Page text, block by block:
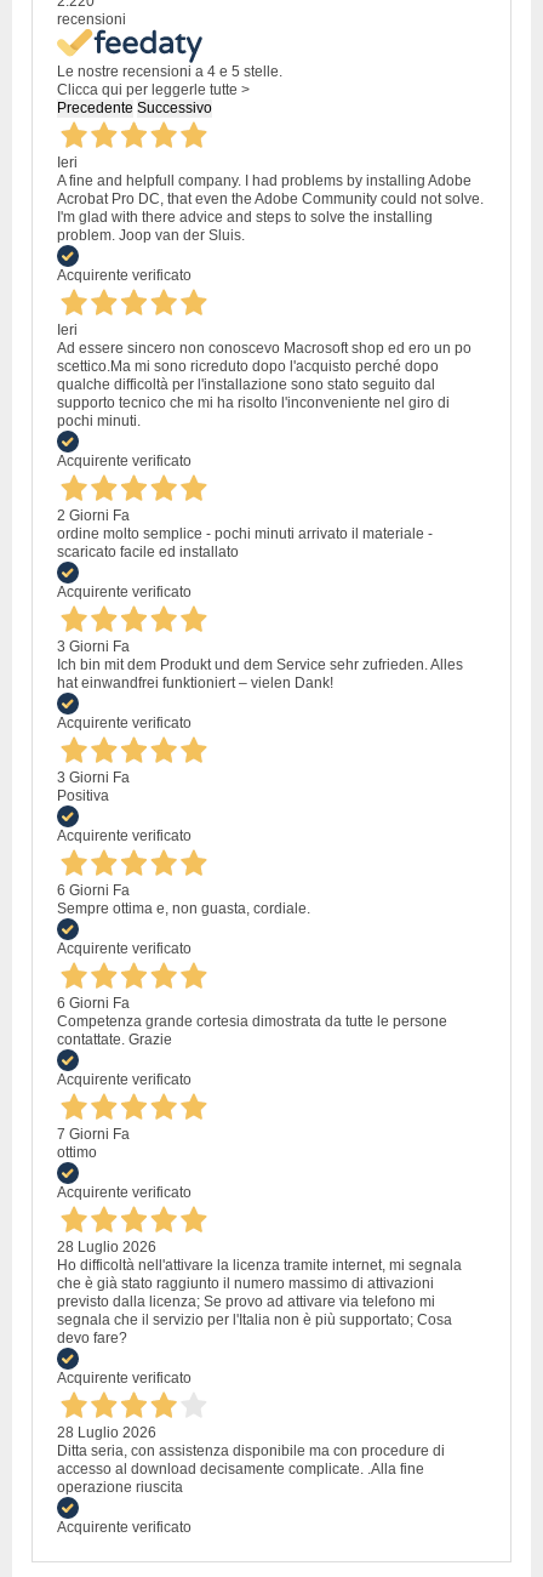
recensioni
Le nostre recensioni a 4 e 5 stelle.
Clicca qui per leggerle tutte >
Precedente Successivo
Ieri
A fine and helpfull company. I had problems by installing Adobe
Acrobat Pro DC, that even the Adobe Community could not solve.
I'm glad with there advice and steps to solve the installing
problem. Joop van der Sluis.
Acquirente verificato
Ieri
Ad essere sincero non conoscevo Macrosoft shop ed ero un po
scettico.Ma mi sono ricreduto dopo l'acquisto perché dopo
qualche difficoltà per l'installazione sono stato seguito dal
supporto tecnico che mi ha risolto l'inconveniente nel giro di
pochi minuti.
Acquirente verificato
2 Giorni Fa
ordine molto semplice - pochi minuti arrivato il materiale -
scaricato facile ed installato
Acquirente verificato
3 Giorni Fa
Ich bin mit dem Produkt und dem Service sehr zufrieden. Alles
hat einwandfrei funktioniert – vielen Dank!
Acquirente verificato
3 Giorni Fa
Positiva
Acquirente verificato
6 Giorni Fa
Sempre ottima e, non guasta, cordiale.
Acquirente verificato
6 Giorni Fa
Competenza grande cortesia dimostrata da tutte le persone
contattate. Grazie
Acquirente verificato
7 Giorni Fa
ottimo
Acquirente verificato
28 Luglio 2026
Ho difficoltà nell'attivare la licenza tramite internet, mi segnala
che è già stato raggiunto il numero massimo di attivazioni
previsto dalla licenza; Se provo ad attivare via telefono mi
segnala che il servizio per l'Italia non è più supportato; Cosa
devo fare?
Acquirente verificato
28 Luglio 2026
Ditta seria, con assistenza disponibile ma con procedure di
accesso al download decisamente complicate. .Alla fine
operazione riuscita
Acquirente verificato